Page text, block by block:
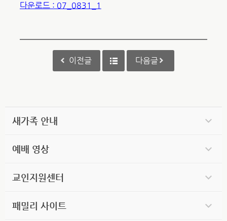
다운로드 : 07_0831_1
이전글 다음글
새가족 안내
예배 영상
교인지원센터
패밀리 사이트